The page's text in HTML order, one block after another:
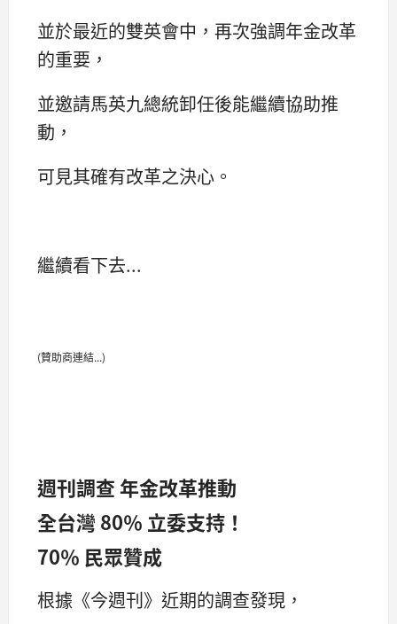
並於最近的雙英會中，再次強調年金改革
的重要，
並邀請馬英九總統卸任後能繼續協助推
動，
可見其確有改革之決心。
繼續看下去...
(贊助商連結...)
週刊調查 年金改革推動
全台灣 80％ 立委支持！
70％ 民眾贊成
根據《今週刊》近期的調查發現，